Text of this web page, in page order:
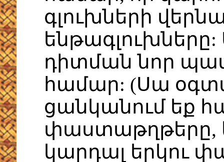
գլուխների
դիտման նոր
համար: (Սա
ցանկանում եք
փաստաթղթերը,
կարդալ երկու